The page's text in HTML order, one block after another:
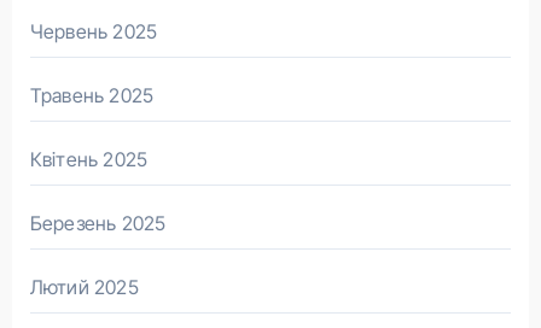
Червень 2025
Травень 2025
Квітень 2025
Березень 2025
Лютий 2025